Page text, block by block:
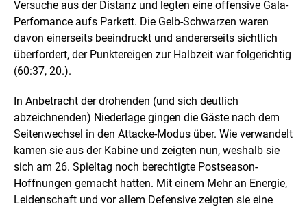
Versuche aus der Distanz und legten eine offensive Gala-
Perfomance aufs Parkett. Die Gelb-Schwarzen waren
davon einerseits beeindruckt und andererseits sichtlich
überfordert, der Punktereigen zur Halbzeit war folgerichtig
(60:37, 20.).
In Anbetracht der drohenden (und sich deutlich
abzeichnenden) Niederlage gingen die Gäste nach dem
Seitenwechsel in den Attacke-Modus über. Wie verwandelt
kamen sie aus der Kabine und zeigten nun, weshalb sie
sich am 26. Spieltag noch berechtigte Postseason-
Hoffnungen gemacht hatten. Mit einem Mehr an Energie,
Leidenschaft und vor allem Defensive zeigten sie eine